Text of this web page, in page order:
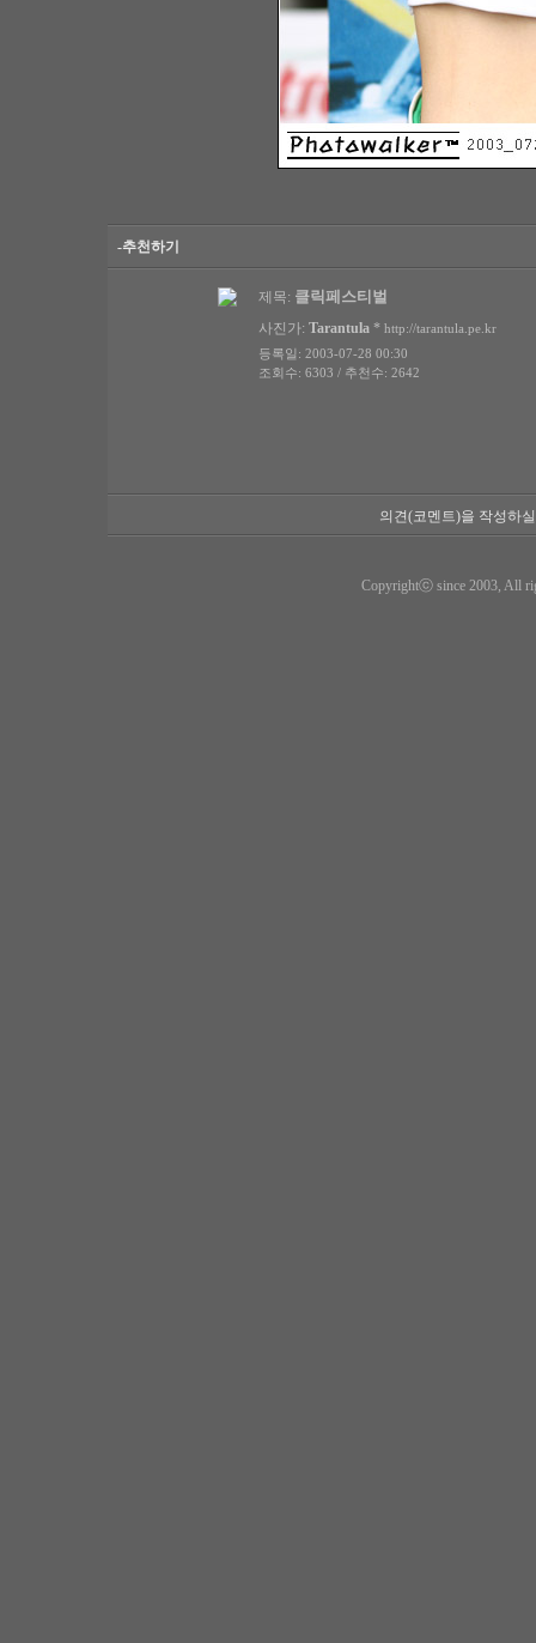
-추천하기
제목: 클릭페스티벌
사진가: Tarantula * http://tarantula.pe.kr
등록일: 2003-07-28 00:30
조회수: 6303 / 추천수: 2642
의견(코멘트)을 작성하
Copyrightⓒ since 2003, All